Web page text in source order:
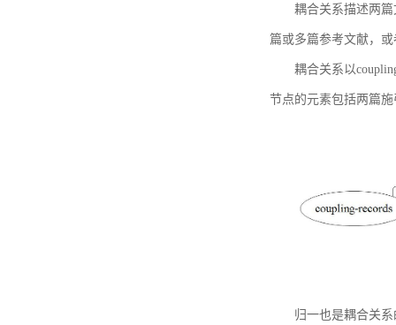
耦合关系描述两
篇或多篇参考文献，
耦合关系以
节点的元素包括两篇
归一也是耦合关